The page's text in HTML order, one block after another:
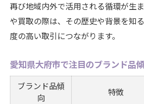
再び地域内外で活用される循環が生
や買取の際は、その歴史や背景を知
度の高い取引につながります。
愛知県大府市で注目のブランド品
ブランド品傾
向
特徴